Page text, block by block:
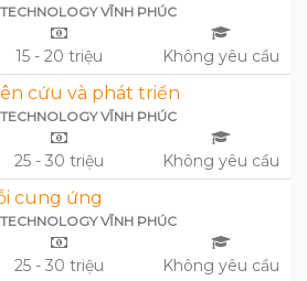
VĨNH PHÚC
15 - 20 triệu Không yêu cầu
cứu và phát triển
VĨNH PHÚC
25 - 30 triệu Không yêu cầu
cung ứng
VĨNH PHÚC
25 - 30 triệu Không yêu cầu